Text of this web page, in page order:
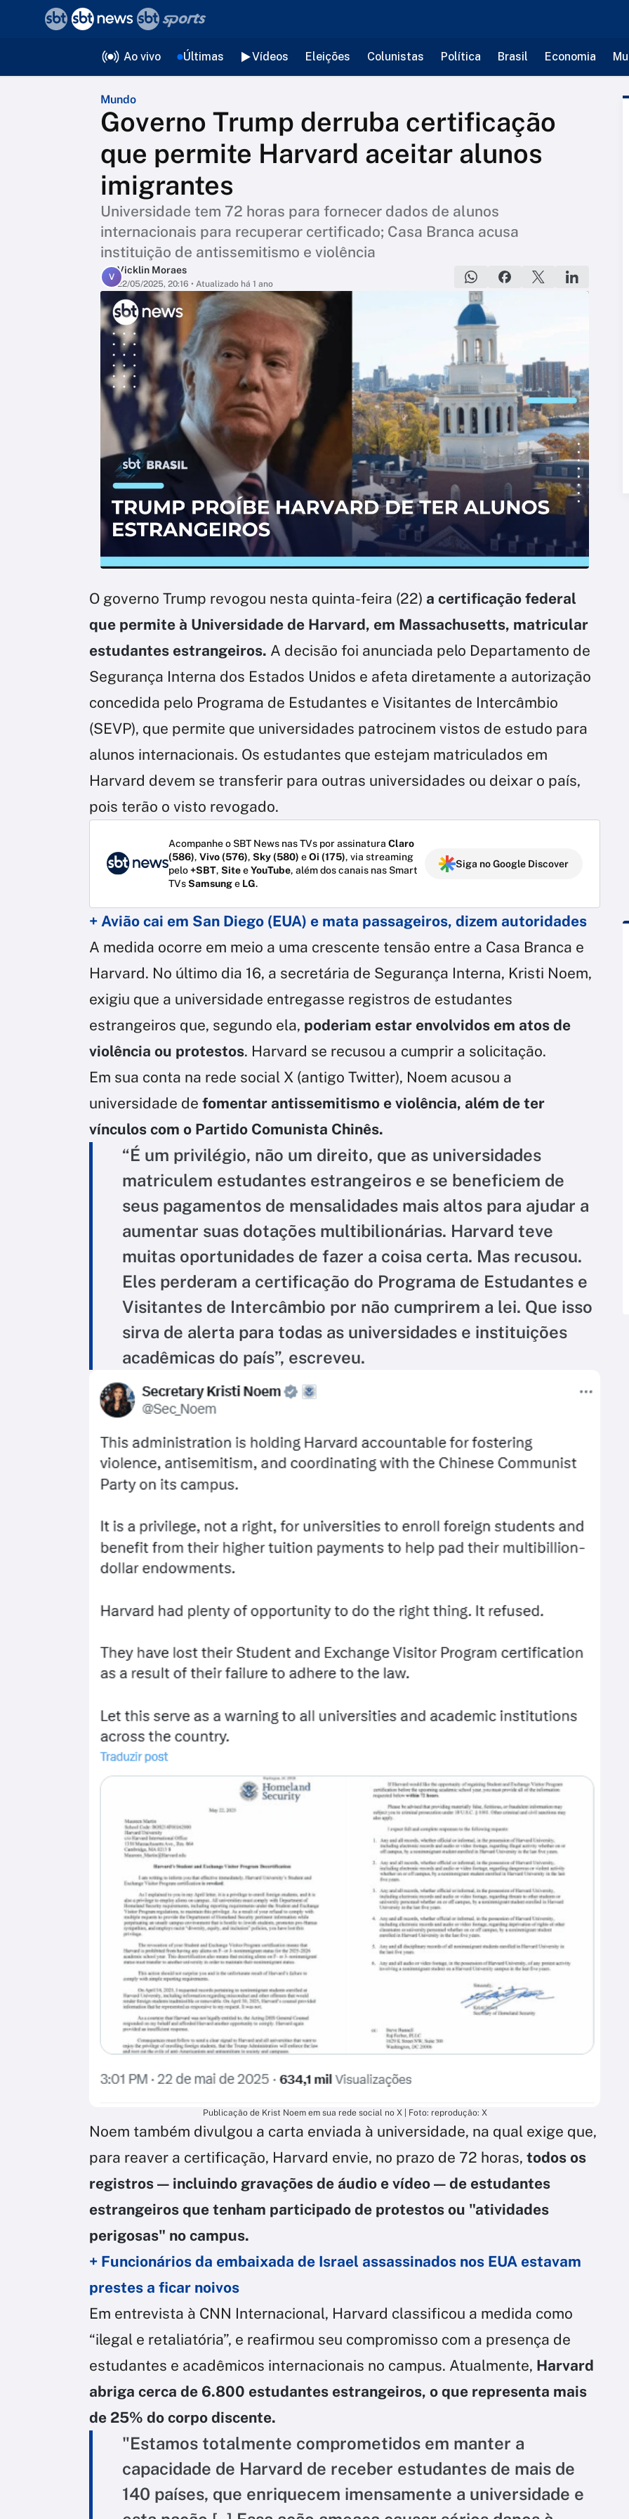
Ao vivo Últimas Vídeos Eleições Colunistas Política Brasil Economia
Mundo
Governo Trump derruba certificação
que permite Harvard aceitar alunos
imigrantes
Universidade tem 72 horas para fornecer dados de alunos
internacionais para recuperar certificado; Casa Branca acusa
instituição de antissemitismo e violência
V
Vicklin Moraes
22/05/2025, 20:16 • Atualizado há 1 ano
O governo Trump revogou nesta quinta-feira (22) a certificação federal
que permite à Universidade de Harvard, em Massachusetts, matricular
estudantes estrangeiros. A decisão foi anunciada pelo Departamento de
Segurança Interna dos Estados Unidos e afeta diretamente a autorização
concedida pelo Programa de Estudantes e Visitantes de Intercâmbio
(SEVP), que permite que universidades patrocinem vistos de estudo para
alunos internacionais. Os estudantes que estejam matriculados em
Harvard devem se transferir para outras universidades ou deixar o país,
pois terão o visto revogado.
Acompanhe o SBT News nas TVs por assinatura Claro
(586), Vivo (576), Sky (580) eOi (175), via streaming
pelo+SBT, SiteeYouTube, além dos canais nas Smart
TVsSamsunge LG.
Siga no Google Discover
+ Avião cai em San Diego (EUA) e mata passageiros, dizem autoridades
A medida ocorre em meio a uma crescente tensão entre a Casa Branca e
Harvard. No último dia 16, a secretária de Segurança Interna, Kristi Noem,
exigiu que a universidade entregasse registros de estudantes
estrangeiros que, segundo ela, poderiam estar envolvidos em atos de
violência ou protestos. Harvard se recusou a cumprir a solicitação.
Em sua conta na rede social X (antigo Twitter), Noem acusou a
universidade de fomentar antissemitismo e violência, além de ter
vínculos com o Partido Comunista Chinês.
“É um privilégio, não um direito, que as universidades
matriculem estudantes estrangeiros e se beneficiem de
seus pagamentos de mensalidades mais altos para ajudar a
aumentar suas dotações multibilionárias. Harvard teve
muitas oportunidades de fazer a coisa certa. Mas recusou.
Eles perderam a certificação do Programa de Estudantes e
Visitantes de Intercâmbio por não cumprirem a lei. Que isso
sirva de alerta para todas as universidades e instituições
acadêmicas do país”, escreveu.
Publicação de Krist Noem em sua rede social no X | Foto: reprodução: X
Noem também divulgou a carta enviada à universidade, na qual exige que,
para reaver a certificação, Harvard envie, no prazo de 72 horas, todos os
registros — incluindo gravações de áudio e vídeo — de estudantes
estrangeiros que tenham participado de protestos ou "atividades
perigosas" no campus.
+ Funcionários da embaixada de Israel assassinados nos EUA estavam
prestes a ficar noivos
Em entrevista à CNN Internacional, Harvard classificou a medida como
“ilegal e retaliatória”, e reafirmou seu compromisso com a presença de
estudantes e acadêmicos internacionais no campus. Atualmente, Harvard
abriga cerca de 6.800 estudantes estrangeiros, o que representa mais
de 25% do corpo discente.
"Estamos totalmente comprometidos em manter a
capacidade de Harvard de receber estudantes de mais de
140 países, que enriquecem imensamente a universidade e
voltar
Editorias